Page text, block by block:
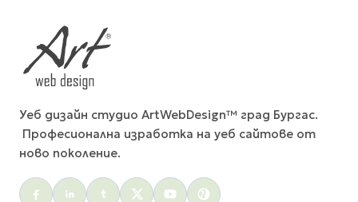
Уеб дизайн студио ArtWebDesign™ град Бургас.
Професионална изработка на уеб сайтове от
ново поколение.
Social menu